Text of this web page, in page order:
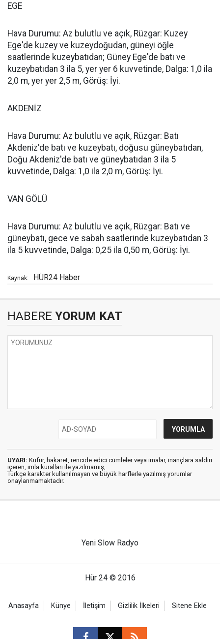
EGE
Hava Durumu: Az bulutlu ve açık, Rüzgar: Kuzey
Ege'de kuzey ve kuzeydoğudan, güneyi öğle
saatlerinde kuzeybatıdan; Güney Ege'de batı ve
kuzeybatıdan 3 ila 5, yer yer 6 kuvvetinde, Dalga: 1,0 ila
2,0 m, yer yer 2,5 m, Görüş: İyi.
AKDENİZ
Hava Durumu: Az bulutlu ve açık, Rüzgar: Batı
Akdeniz'de batı ve kuzeybatı, doğusu güneybatıdan,
Doğu Akdeniz'de batı ve güneybatıdan 3 ila 5
kuvvetinde, Dalga: 1,0 ila 2,0 m, Görüş: İyi.
VAN GÖLÜ
Hava Durumu: Az bulutlu ve açık, Rüzgar: Batı ve
güneybatı, gece ve sabah saatlerinde kuzeybatıdan 3
ila 5 kuvvetinde, Dalga: 0,25 ila 0,50 m, Görüş: İyi.
Kaynak: HÜR24 Haber
HABERE YORUM KAT
UYARI: Küfür, hakaret, rencide edici cümleler veya imalar, inançlara saldırı
içeren, imla kuralları ile yazılmamış,
Türkçe karakter kullanılmayan ve büyük harflerle yazılmış yorumlar
onaylanmamaktadır.
Yeni Slow Radyo
Hür 24 © 2016
Anasayfa Künye İletişim Gizlilik İlkeleri Sitene Ekle